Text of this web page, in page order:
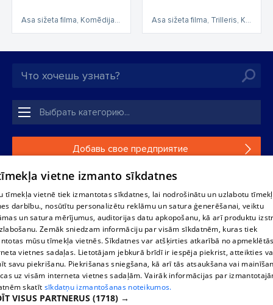
Asa sižeta filma, Komēdija, Asa sižeta Asa sižeta filma, Trilleris, Komēdija, Detektīvfilma, Asa sižeta
Добавь свое предприятие
Если твоего предприятия нет в нашей базе данных,
Полное или частичное распространение или копирование
информации из баз данных 1188 в любой форме строго
запрещено. Также запрещается автоматическое
скачивание информации. Перепубликация любого
материала, опубликованного на сайте 1188 , возможна
только с согласия редакции сайта 1188.
vietne izmanto sīkdatnes
tīmekļa vietnē tiek izmantotas sīkdatnes, lai nodrošinātu un uzlabotu
darbību., nosūtītu personalizētu reklāmu un satura ģenerēšanai, veiktu
un satura mērījumus, auditorijas datu apkopošanu, kā arī produktu
Zemāk sniedzam informāciju par visām sīkdatnēm, kuras tiek
mūsu tīmekļa vietnēs. Sīkdatnes var atšķirties atkarībā no
vietnes sadaļas. Lietotājam jebkurā brīdī ir iespēja piekrist, atteikties
savu piekrišanu. Piekrišanas sniegšana, kā arī tās atsaukšana vai
uz visām interneta vietnes sadaļām. Vairāk informācijas par
skatīt sīkdatņu izmantošanas noteikumos.
VISUS PARTNERUS (1718) →